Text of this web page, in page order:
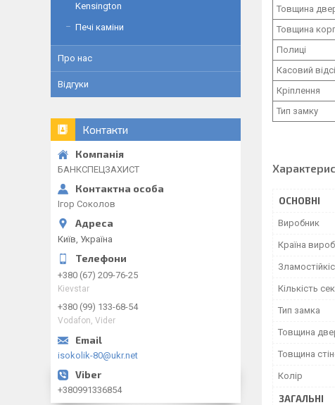
Товщина
Товщина
Полиці
Касовий
Кріплення
Тип замку
ОСНОВНІ
Виробник
Країна
Кількість
Тип замка
Товщина
Товщина
Колір
ЗАГАЛЬНІ
Kensington
Печі каміни
Про нас
Відгуки
Контакти
БАНКСПЕЦЗАХИСТ
Ігор Соколов
Київ, Україна
+380 (67) 209-76-25
Kievstar
+380 (99) 133-68-54
Vodafon, Vider
isokolik-80@ukr.net
+380991336854